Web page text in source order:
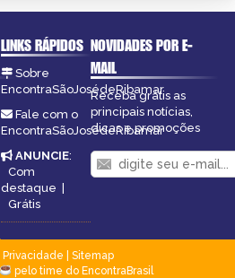
LINKS RÁPIDOS
Sobre
EncontraSãoJosédeRibamar
Fale com o
EncontraSãoJosédeRibamar
ANUNCIE:
Com
destaque |
Grátis
NOVIDADES POR E-
MAIL
Receba grátis as
principais notícias,
dicas e promoções
Privacidade
Sitemap
pelo time do EncontraBrasil